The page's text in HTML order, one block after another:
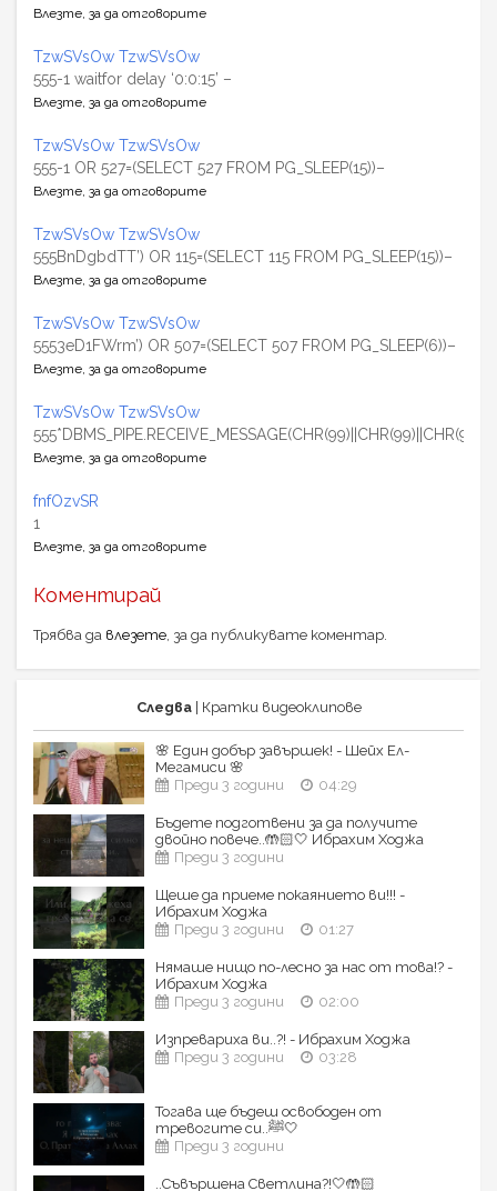
Влезте, за да отговорите
TzwSVsOw TzwSVsOw
555-1 waitfor delay ‘0:0:15’ –
Влезте, за да отговорите
TzwSVsOw TzwSVsOw
555-1 OR 527=(SELECT 527 FROM PG_SLEEP(15))–
Влезте, за да отговорите
TzwSVsOw TzwSVsOw
555BnDgbdTT’) OR 115=(SELECT 115 FROM PG_SLEEP(15))–
Влезте, за да отговорите
TzwSVsOw TzwSVsOw
5553eD1FWrm’) OR 507=(SELECT 507 FROM PG_SLEEP(6))–
Влезте, за да отговорите
TzwSVsOw TzwSVsOw
Влезте, за да отговорите
fnfOzvSR
1
Влезте, за да отговорите
Коментирай
Трябва да влезете, за да публикувате коментар.
Следва| Кратки видеоклипове
🌸 Един добър завършек! - Шейх Ел-
Мегамиси 🌸
Преди 3 години
04:29
Бъдете подготвени за да получите
двойно повече..🤲🏻🤍 Ибрахим Ходжа
Преди 3 години
Щеше да приеме покаянието ви!!! -
Ибрахим Ходжа
Преди 3 години
01:27
Нямаше нищо по-лесно за нас от това!? -
Ибрахим Ходжа
Преди 3 години
02:00
Изпревариха ви..?! - Ибрахим Ходжа
Преди 3 години
03:28
Тогава ще бъдеш освободен от
тревогите си..ﷺ🤍
Преди 3 години
..Съвършена Светлина?!🤍🤲🏻